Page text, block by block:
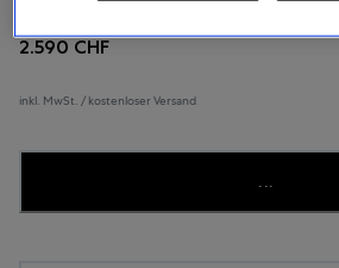
2.590 CHF
inkl. MwSt. / kostenloser Versand
...